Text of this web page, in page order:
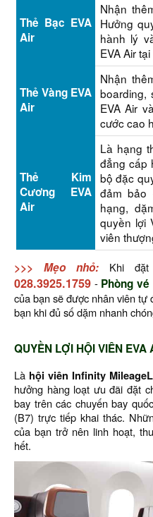
Thẻ Bạc EVA
Air
Nhận
Hưởng
hành lý
EVA Air
Thẻ Vàng EVA
Air
Nhận
boarding,
EVA Air
cước cao
Thẻ Kim
Cương EVA
Air
Là hạng
đẳng cấp
bộ đặc
đảm bảo
hạng,
quyền lợi
viên
>>> Mẹo nhỏ:Khi
028.3925.1759 - Phòng vé
của bạn sẽ được nhân viên tự
bạn khi đủ số dặm nhanh
QUYỀN LỢI HỘI VIÊN EVA
Là hội viên Infinity
hưởng hàng loạt ưu đãi đặt
bay trên các chuyến bay
(B7) trực tiếp khai thác.
của bạn trở nên linh hoạt,
hết.